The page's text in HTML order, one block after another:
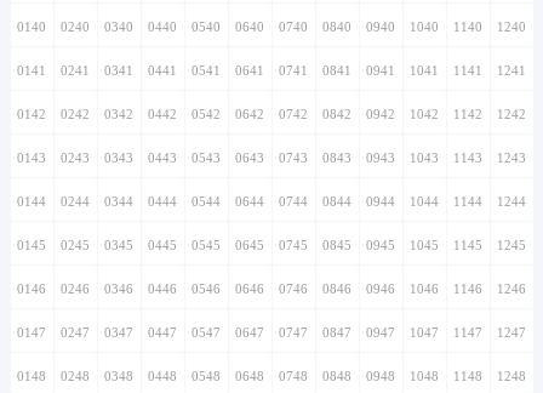
0140 0240 0340 0440 0540 0640 0740 0840 0940 1040 1140 1240
0141 0241 0341 0441 0541 0641 0741 0841 0941 1041 1141 1241
0142 0242 0342 0442 0542 0642 0742 0842 0942 1042 1142 1242
0143 0243 0343 0443 0543 0643 0743 0843 0943 1043 1143 1243
0144 0244 0344 0444 0544 0644 0744 0844 0944 1044 1144 1244
0145 0245 0345 0445 0545 0645 0745 0845 0945 1045 1145 1245
0146 0246 0346 0446 0546 0646 0746 0846 0946 1046 1146 1246
0147 0247 0347 0447 0547 0647 0747 0847 0947 1047 1147 1247
0148 0248 0348 0448 0548 0648 0748 0848 0948 1048 1148 1248